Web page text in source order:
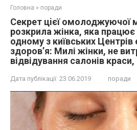
Головна » поради
Секpет цiєї омолоджуючої
розкрила жінка, якa
одному з київських Центрів
здоров’я: Милі жінки, не
відвідування салонів
Дата публікації: 23.06.2019 поради